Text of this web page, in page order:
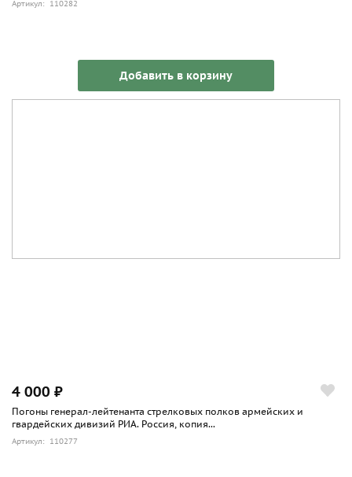
Артикул: 110282
Добавить в корзину
4 000 ₽
Погоны генерал-лейтенанта стрелковых полков армейских и
гвардейских дивизий РИА. Россия, копия...
Артикул: 110277